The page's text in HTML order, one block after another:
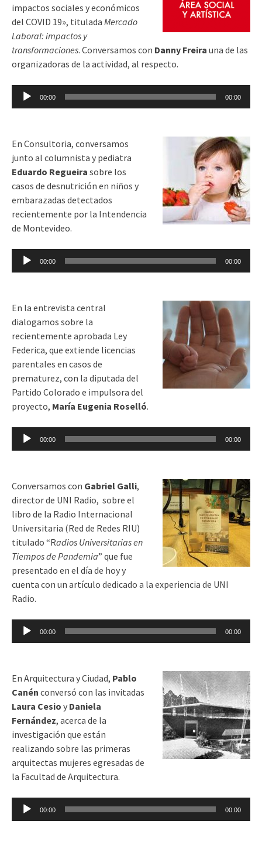
impactos sociales y económicos
del COVID 19», titulada Mercado
Laboral: impactos y
transformaciones. Conversamos con Danny Freira una de las
organizadoras de la actividad, al respecto.
Reproductor
00:00 00:00
En Consultoria, conversamos
junto al columnista y pediatra
Eduardo Regueira sobre los
casos de desnutrición en niños y
embarazadas detectados
recientemente por la Intendencia
de Montevideo.
Reproductor
00:00 00:00
En la entrevista central
dialogamos sobre la
recientemente aprobada Ley
Federica, que extiende licencias
parentales en casos de
prematurez, con la diputada del
Partido Colorado e impulsora del
proyecto, María Eugenia Roselló.
Reproductor
00:00 00:00
Conversamos con Gabriel Galli,
director de UNI Radio, sobre el
libro de la Radio Internacional
Universitaria (Red de Redes RIU)
titulado “Radios Universitarias en
Tiempos de Pandemia” que fue
presentado en el día de hoy y
cuenta con un artículo dedicado a la experiencia de UNI
Radio.
Reproductor
00:00 00:00
En Arquitectura y Ciudad, Pablo
Canén conversó con las invitadas
Laura Cesio y Daniela
Fernández, acerca de la
investigación que están
realizando sobre las primeras
arquitectas mujeres egresadas de
la Facultad de Arquitectura.
Reproductor
00:00 00:00